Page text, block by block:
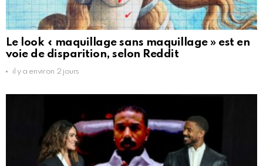
Le look « maquillage sans maquillage » est en
voie de disparition, selon Reddit
il y a environ 2 jours